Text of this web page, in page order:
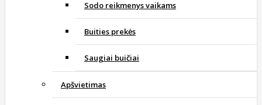
Sodo reikmenys vaikams
Buities prekės
Saugiai buičiai
Apšvietimas